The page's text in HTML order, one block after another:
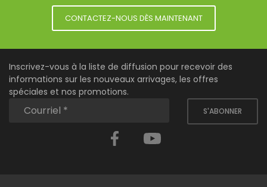
CONTACTEZ-NOUS DÈS MAINTENANT
Inscrivez-vous à la liste de diffusion pour recevoir des
informations sur les nouveaux arrivages, les offres
spéciales et nos promotions.
S'ABONNER
Facebook